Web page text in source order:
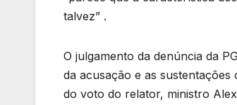
talvez” .
O julgamento da denúncia da
da acusação e as
do voto do relator, ministro